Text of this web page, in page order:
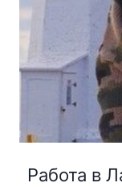
Работа в